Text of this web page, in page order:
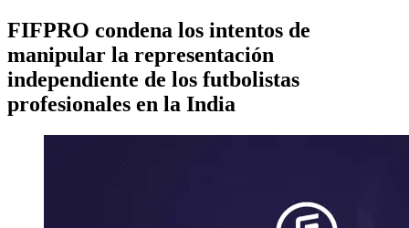
FIFPRO condena los intentos de
manipular la representación
independiente de los futbolistas
profesionales en la India